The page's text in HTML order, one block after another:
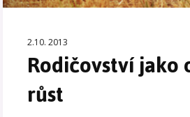
2.10. 2013
Rodičovství jako
růst